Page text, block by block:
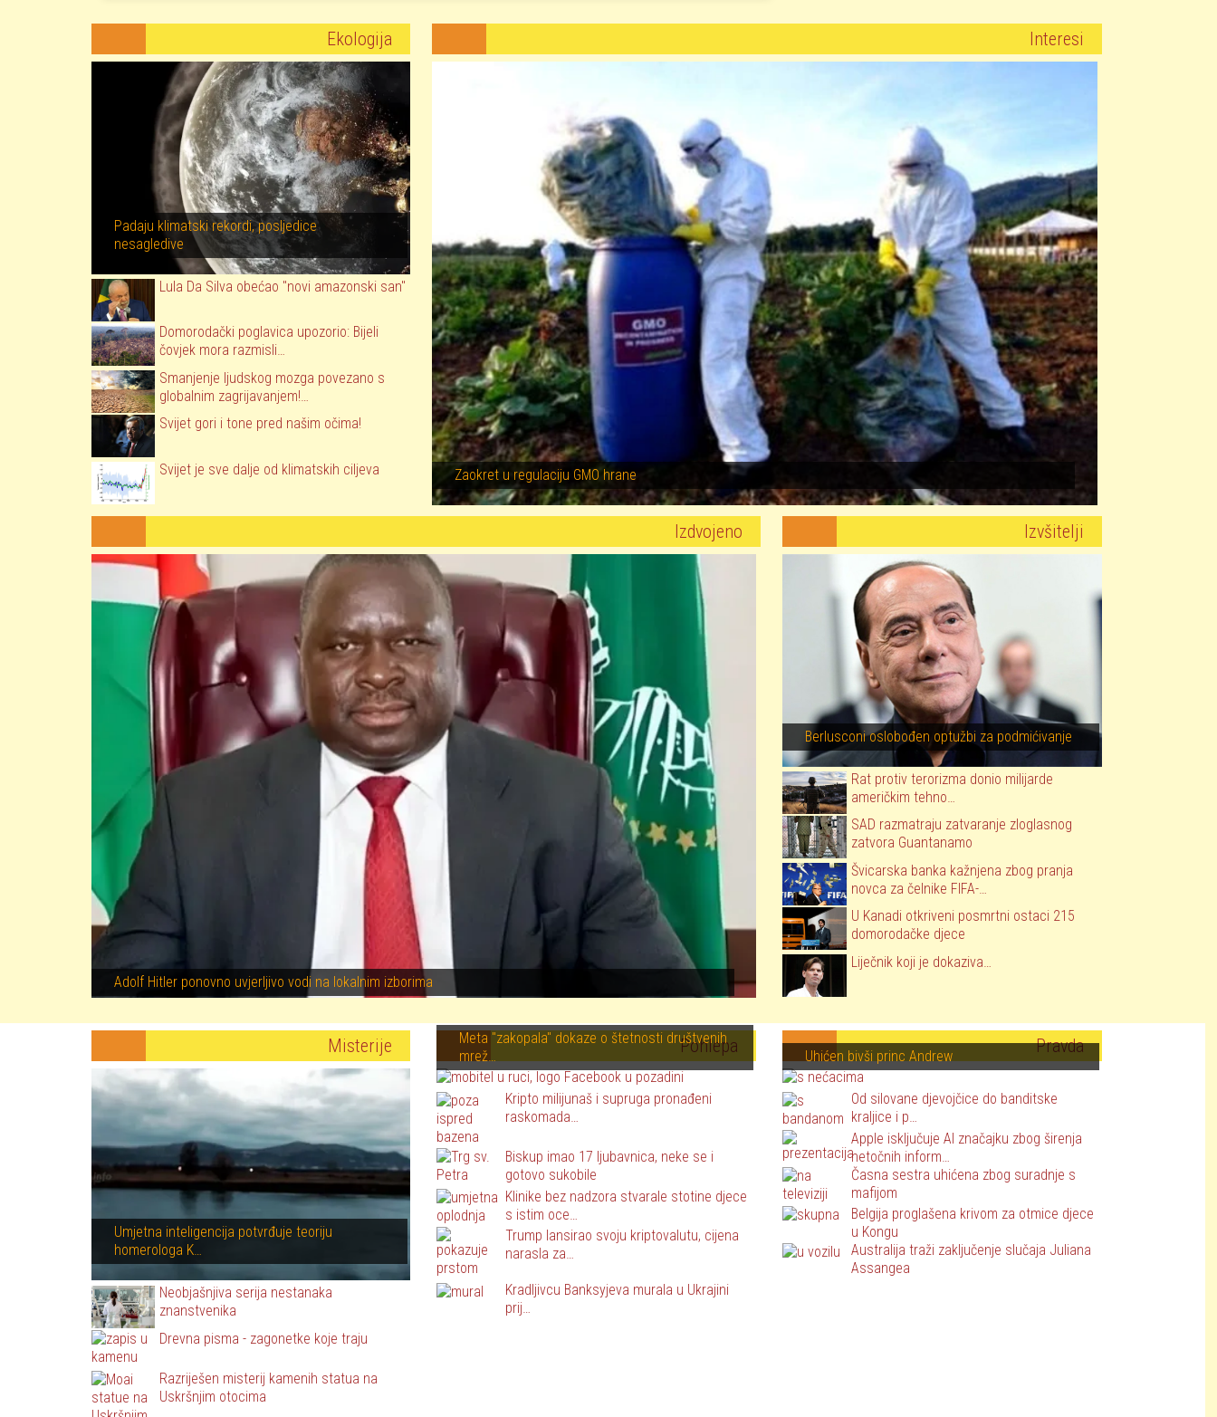
Ekologija
Padaju klimatski rekordi, posljedice
nesagledive
Lula Da Silva obećao "novi amazonski san"
Domorodački poglavica upozorio: Bijeli
čovjek mora razmisli…
Smanjenje ljudskog mozga povezano s
globalnim zagrijavanjem!…
Svijet gori i tone pred našim očima!
Svijet je sve dalje od klimatskih ciljeva
Interesi
Zaokret u regulaciju GMO hrane
Izdvojeno
Image
Adolf Hitler ponovno uvjerljivo vodi na lokalnim izborima
Izvšitelji
Berlusconi oslobođen optužbi za podmićivanje
Rat protiv terorizma donio milijarde
američkim tehno…
SAD razmatraju zatvaranje zloglasnog
zatvora Guantanamo
Švicarska banka kažnjena zbog pranja
novca za čelnike FIFA-…
U Kanadi otkriveni posmrtni ostaci 215
domorodačke djece
Liječnik koji je dokaziva…
Misterije
Umjetna inteligencija potvrđuje teoriju
homerologa K…
Neobjašnjiva serija nestanaka
znanstvenika
Drevna pisma - zagonetke koje traju
Razriješen misterij kamenih statua na
Uskršnjim otocima
Pohlepa
Meta "zakopala" dokaze o štetnosti društvenih
mrež…
Kripto milijunaš i supruga pronađeni
raskomada…
Biskup imao 17 ljubavnica, neke se i
gotovo sukobile
Klinike bez nadzora stvarale stotine djece
s istim oce…
Trump lansirao svoju kriptovalutu, cijena
narasla za…
Kradljivcu Banksyjeva murala u Ukrajini
prij…
Pravda
Uhićen bivši princ Andrew
Od silovane djevojčice do banditske
kraljice i p…
Apple isključuje AI značajku zbog širenja
netočnih inform…
Časna sestra uhićena zbog suradnje s
mafijom
Belgija proglašena krivom za otmice djece
u Kongu
Australija traži zaključenje slučaja Juliana
Assangea